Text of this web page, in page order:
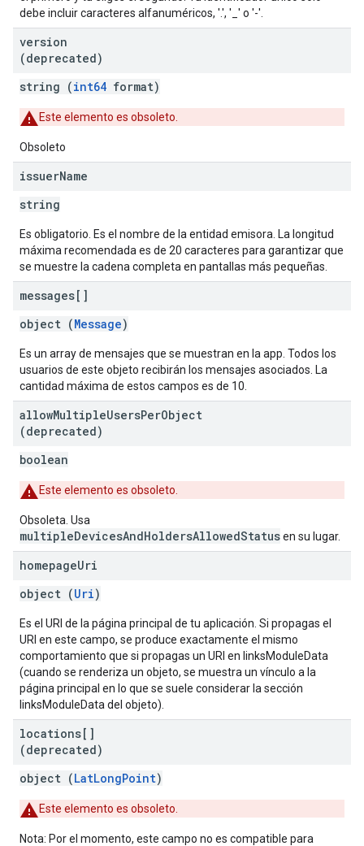
debe incluir caracteres alfanuméricos, '.', '_' o '-'.
version
(deprecated)
string (int64 format)
Este elemento es obsoleto.
Obsoleto
issuerName
string
Es obligatorio. Es el nombre de la entidad emisora. La longitud
máxima recomendada es de 20 caracteres para garantizar que
se muestre la cadena completa en pantallas más pequeñas.
messages[]
object (Message)
Es un array de mensajes que se muestran en la app. Todos los
usuarios de este objeto recibirán los mensajes asociados. La
cantidad máxima de estos campos es de 10.
allowMultipleUsersPerObject
(deprecated)
boolean
Este elemento es obsoleto.
Obsoleta. Usa
multipleDevicesAndHoldersAllowedStatusen su lugar.
homepageUri
object (Uri)
Es el URI de la página principal de tu aplicación. Si propagas el
URI en este campo, se produce exactamente el mismo
comportamiento que si propagas un URI en linksModuleData
(cuando se renderiza un objeto, se muestra un vínculo a la
página principal en lo que se suele considerar la sección
linksModuleData del objeto).
locations[]
(deprecated)
object (LatLongPoint)
Este elemento es obsoleto.
Nota: Por el momento, este campo no es compatible para